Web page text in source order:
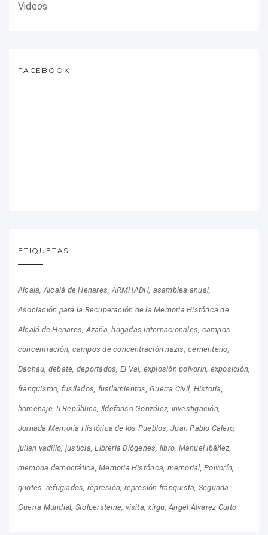
Videos
FACEBOOK
ETIQUETAS
Alcalá Alcalá de Henares ARMHADH asamblea anual
Asociación para la Recuperación de la Memoria Histórica de
Alcalá de Henares Azaña brigadas internacionales campos
concentración campos de concentración nazis cementerio
Dachau debate deportados El Val explosión polvorín exposición
franquismo fusilados fusilamientos Guerra Civil Historia
homenaje II República Ildefonso González investigación
Jornada Memoria Histórica de los Pueblos Juan Pablo Calero
julián vadillo justicia Librería Diógenes libro Manuel Ibáñez
memoria democrática Memoria Histórica memorial Polvorín
quotes refugiados represión represión franquista Segunda
Guerra Mundial Stolpersteine visita xirgu Ángel Álvarez Curto